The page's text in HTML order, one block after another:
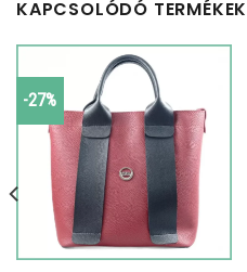
KAPCSOLÓDÓ TERMÉKEK
-27%